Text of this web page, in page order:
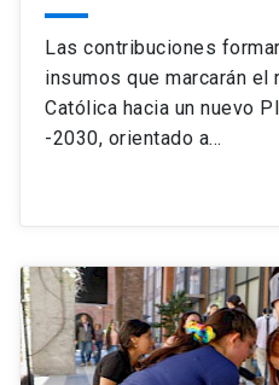
Las contribuciones
insumos que marcarán el
Católica hacia un nuevo
-2030, orientado a…